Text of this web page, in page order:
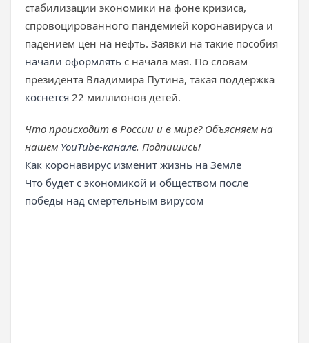
стабилизации экономики на фоне кризиса,
спровоцированного пандемией коронавируса и
падением цен на нефть. Заявки на такие пособия
начали оформлять с начала мая. По словам
президента Владимира Путина, такая поддержка
коснется 22 миллионов детей.
Что происходит в России и в мире? Объясняем на
нашем YouTube-канале. Подпишись!
Как коронавирус изменит жизнь на Земле
Что будет с экономикой и обществом после
победы над смертельным вирусом